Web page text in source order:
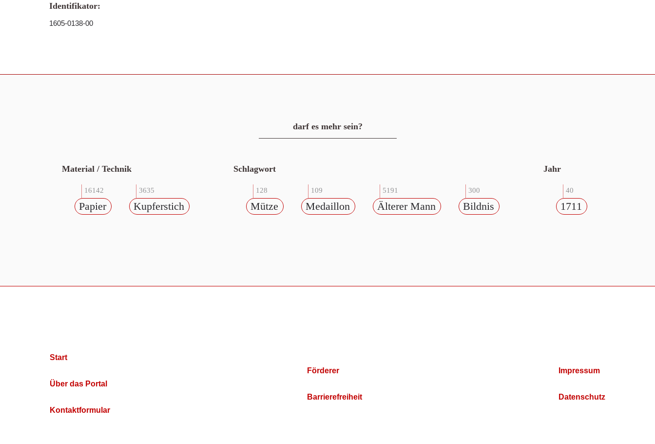
Identifikator:
1605-0138-00
darf es mehr sein?
Material / Technik
16142
Papier
3635
Kupferstich
Schlagwort
128
Mütze
109
Medaillon
5191
Älterer Mann
300
Bildnis
Jahr
40
1711
Start
Über das Portal
Kontaktformular
Förderer
Barrierefreiheit
Impressum
Datenschutz